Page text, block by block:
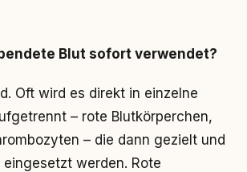
Blut sofort verwendet?
Oft wird es direkt in einzelne
– rote Blutkörperchen,
– die dann gezielt und
werden. Rote